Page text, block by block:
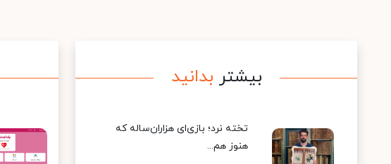
بیشتر بدانید
تخته نرد؛ بازی‌ای هزاران‌ساله که
هنوز هم...